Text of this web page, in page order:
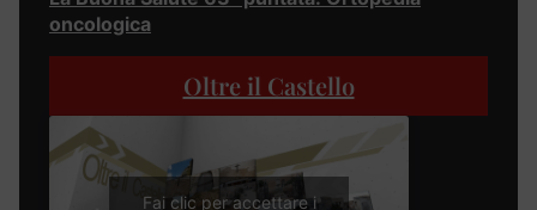
oncologica
Oltre il Castello
Fai clic per accettare i